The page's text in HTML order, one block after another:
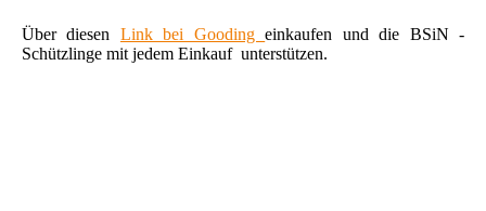
Über diesen Link bei Goodingeinkaufen und die BSiN -
Schützlinge mit jedem Einkauf unterstützen.